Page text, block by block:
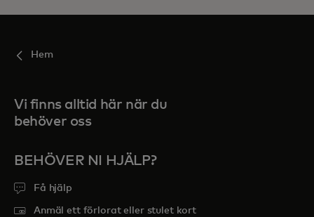
Hem
Vi finns alltid här när du
behöver oss
BEHÖVER NI HJÄLP?
Få hjälp
Anmäl ett förlorat eller stulet kort